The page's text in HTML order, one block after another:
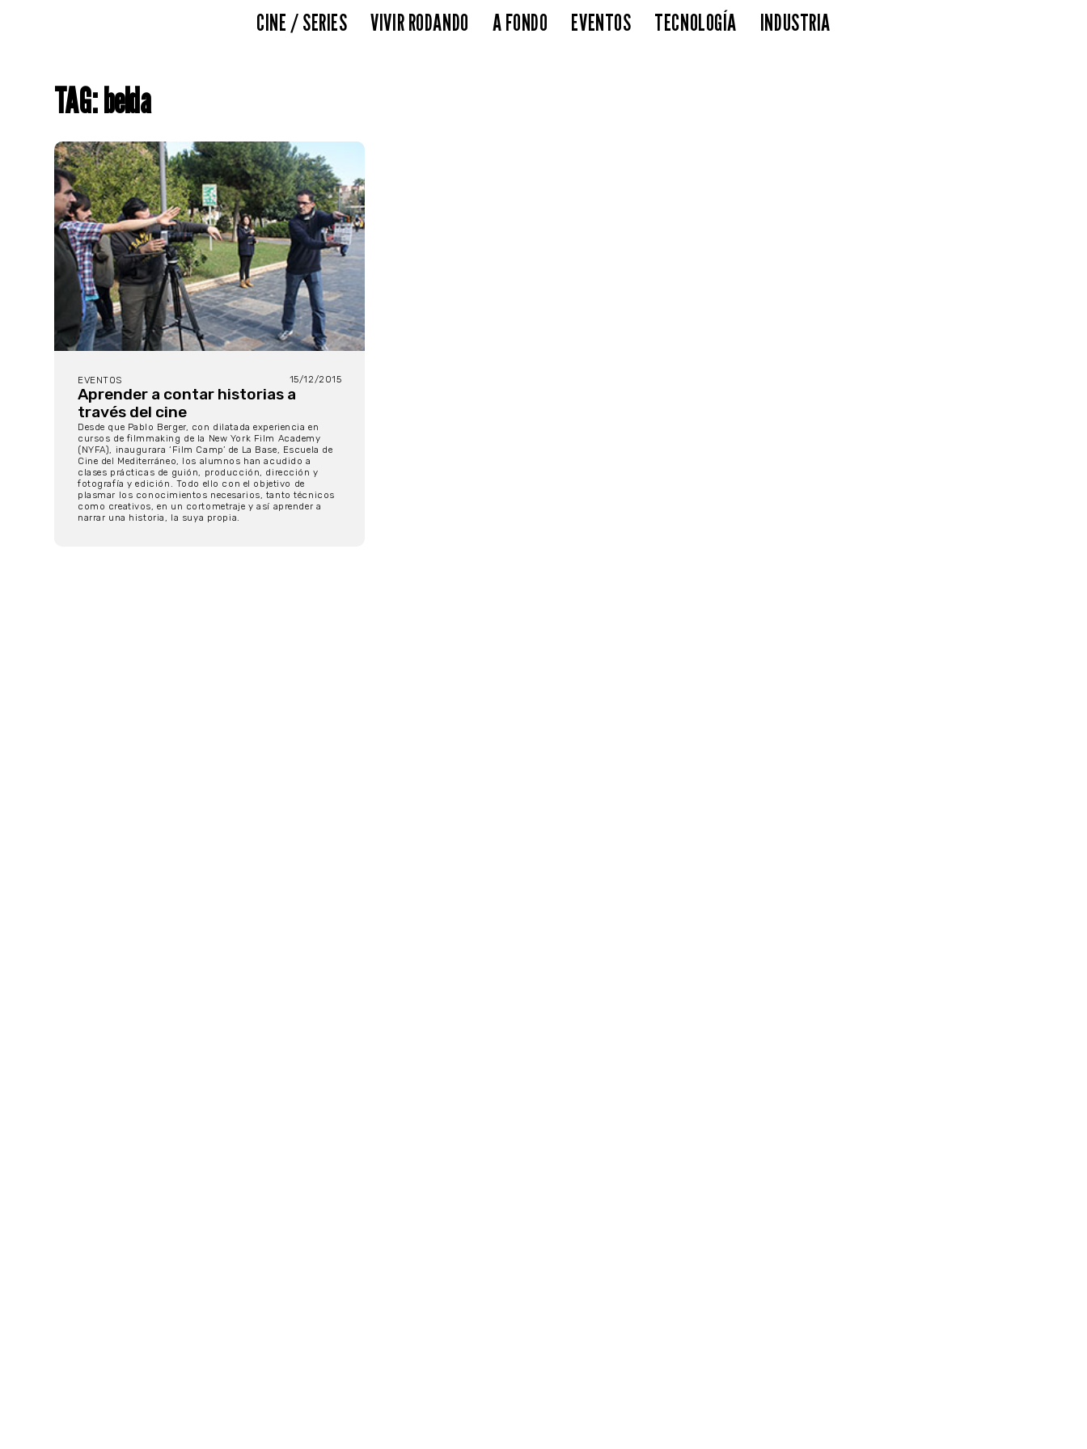
CINE / SERIES VIVIR RODANDO A FONDO EVENTOS TECNOLOGÍA INDUSTRIA
TAG: belda
EVENTOS 15/12/2015
Aprender a contar historias a
través del cine
Desde que Pablo Berger, con dilatada experiencia en
cursos de filmmaking de la New York Film Academy
(NYFA), inaugurara ‘Film Camp’ de La Base, Escuela de
Cine del Mediterráneo, los alumnos han acudido a
clases prácticas de guión, producción, dirección y
fotografía y edición. Todo ello con el objetivo de
plasmar los conocimientos necesarios, tanto técnicos
como creativos, en un cortometraje y así aprender a
narrar una historia, la suya propia.